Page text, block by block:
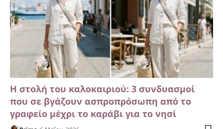
Η στολή του καλοκαιριού: 3 συνδυασμοί
που σε βγάζουν ασπροπρόσωπη από το
γραφείο μέχρι το καράβι για το νησί